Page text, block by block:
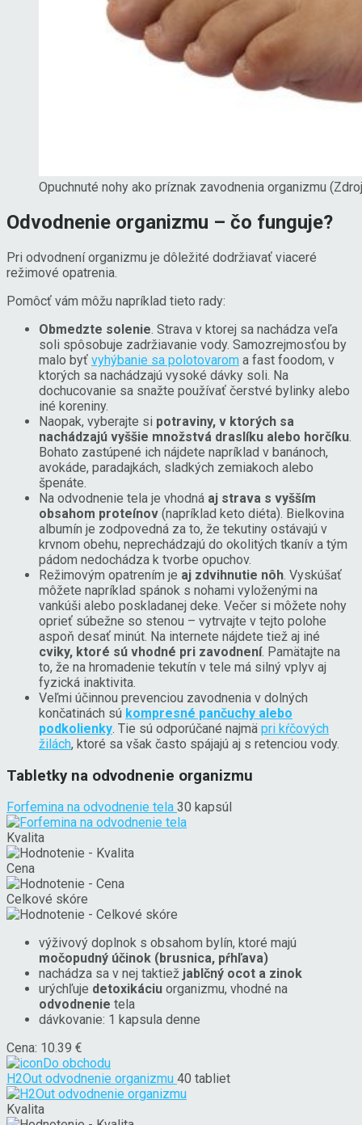
Opuchnuté nohy ako príznak zavodnenia organizmu
Odvodnenie organizmu – čo funguje?
Pri odvodnení organizmu je dôležité dodržiavať viaceré
režimové opatrenia.
Pomôcť vám môžu napríklad tieto rady:
Obmedzte solenie. Strava v ktorej sa nachádza veľa
soli spôsobuje zadržiavanie vody. Samozrejmosťou by
malo byť vyhýbanie sa polotovarom a fast foodom, v
ktorých sa nachádzajú vysoké dávky soli. Na
dochucovanie sa snažte používať čerstvé bylinky alebo
iné koreniny.
Naopak, vyberajte si potraviny, v ktorých sa
nachádzajú vyššie množstvá draslíku alebo horčíku.
Bohato zastúpené ich nájdete napríklad v banánoch,
avokáde, paradajkách, sladkých zemiakoch alebo
špenáte.
Na odvodnenie tela je vhodná aj strava s vyšším
obsahom proteínov (napríklad keto diéta). Bielkovina
albumín je zodpovedná za to, že tekutiny ostávajú v
krvnom obehu, neprechádzajú do okolitých tkanív a tým
pádom nedochádza k tvorbe opuchov.
Režimovým opatrením je aj zdvihnutie nôh. Vyskúšať
môžete napríklad spánok s nohami vyloženými na
vankúši alebo poskladanej deke. Večer si môžete nohy
oprieť súbežne so stenou – vytrvajte v tejto polohe
aspoň desať minút. Na internete nájdete tiež aj iné
cviky, ktoré sú vhodné pri zavodnení. Pamätajte na
to, že na hromadenie tekutín v tele má silný vplyv aj
fyzická inaktivita.
Veľmi účinnou prevenciou zavodnenia v dolných
končatinách sú kompresné pančuchy alebo
podkolienky. Tie sú odporúčané najmä pri kŕčových
žilách, ktoré sa však často spájajú aj s retenciou vody.
Tabletky na odvodnenie organizmu
Forfemina na odvodnenie tela 30 kapsúl
Kvalita
Cena
Celkové skóre
výživový doplnok s obsahom bylín, ktoré majú
močopudný účinok (brusnica, pŕhľava)
nachádza sa v nej taktiež jablčný ocot a zinok
urýchľuje detoxikáciu organizmu, vhodné na
odvodnenie tela
dávkovanie: 1 kapsula denne
Cena: 10.39 €
Do obchodu
H2Out odvodnenie organizmu 40 tabliet
Kvalita